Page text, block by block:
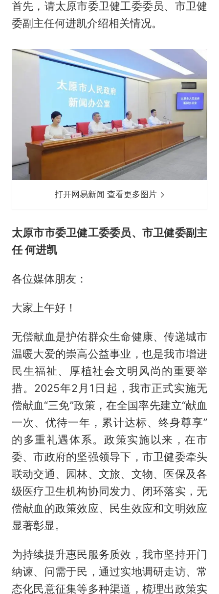
首先，请太原市委卫健工委委员、市卫健
委副主任何进凯介绍相关情况。
打开网易新闻 查看更多图片
太原市市委卫健工委委员、市卫健委副主
任 何进凯
各位媒体朋友：
大家上午好！
无偿献血是护佑群众生命健康、传递城市
温暖大爱的崇高公益事业，也是我市增进
民生福祉、厚植社会文明风尚的重要举
措。2025年2月1日起，我市正式实施无
偿献血“三免”政策，在全国率先建立“献血
一次、优待一年，累计达标、终身尊享”
的多重礼遇体系。政策实施以来，在市
委、市政府的坚强领导下，市卫健委牵头
联动交通、园林、文旅、文物、医保及各
级医疗卫生机构协同发力、闭环落实，无
偿献血的政策效应、民生效应和文明效应
显著彰显。
为持续提升惠民服务质效，我市坚持开门
纳谏、问需于民，通过实地调研走访、常
态化民意征集等多种渠道，梳理出政策实